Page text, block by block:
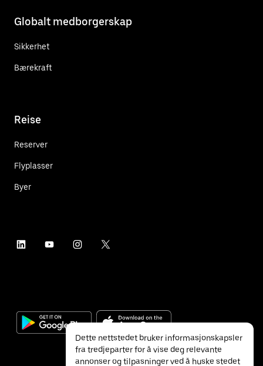
Globalt medborgerskap
Sikkerhet
Bærekraft
Reise
Reserver
Flyplasser
Byer
Dette nettstedet bruker informasjonskapsler
fra tredjeparter for å vise deg relevante
annonser og tilpasninger ved å huske stedet